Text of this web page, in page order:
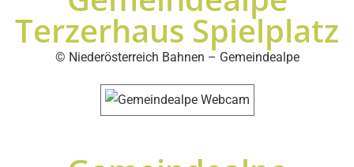
Terzerhaus Spielplatz
© Niederösterreich Bahnen – Gemeindealpe